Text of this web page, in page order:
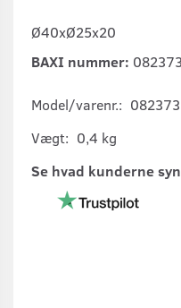
Ø40xØ25x20
BAXI nummer: 082373
Model/varenr.: 082373
Vægt: 0,4 kg
Se hvad kunderne